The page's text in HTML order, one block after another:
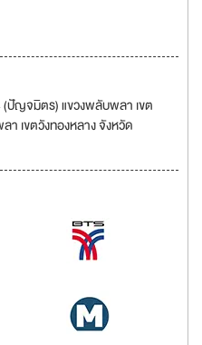
ปัญจมิตร) แขวงพลับพลา เขต
เขตวังทองหลาง จังหวัด